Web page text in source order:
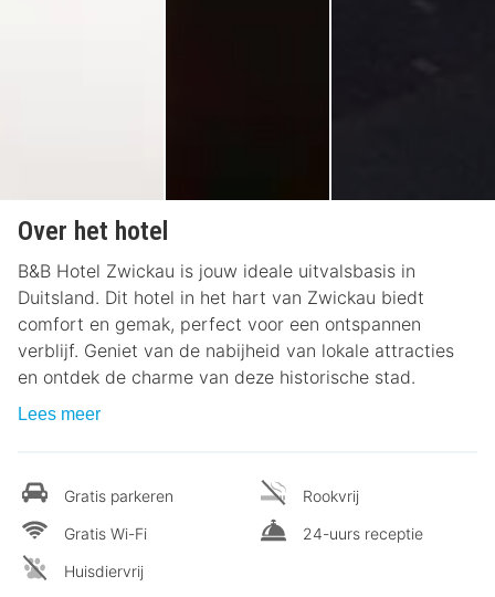
Over het hotel
B&B Hotel Zwickau is jouw ideale uitvalsbasis in
Duitsland. Dit hotel in het hart van Zwickau biedt
comfort en gemak, perfect voor een ontspannen
verblijf. Geniet van de nabijheid van lokale attracties
en ontdek de charme van deze historische stad.
Lees meer
Gratis parkeren
Gratis Wi-Fi
Huisdiervrij
Rookvrij
24-uurs receptie